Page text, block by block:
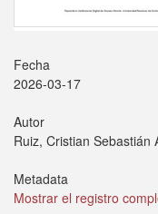
Fecha
2026-03-17
Autor
Ruiz, Cristian Sebastián
Metadata
Mostrar el registro